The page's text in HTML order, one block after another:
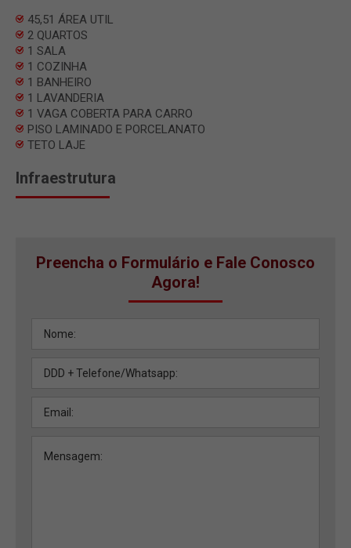
45,51 ÁREA UTIL
2 QUARTOS
1 SALA
1 COZINHA
1 BANHEIRO
1 LAVANDERIA
1 VAGA COBERTA PARA CARRO
PISO LAMINADO E PORCELANATO
TETO LAJE
Infraestrutura
Preencha o Formulário e Fale Conosco
Agora!